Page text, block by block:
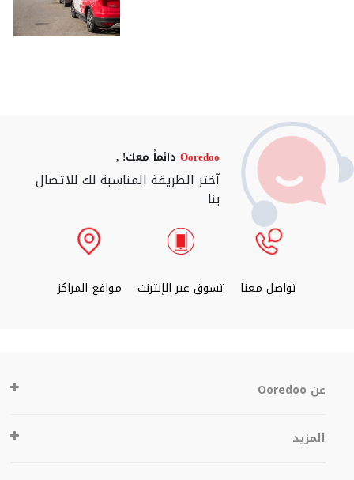
Ooredoo دائماً معك! ,
آختر الطريقة المناسبة لك للاتصال
بنا
تواصل معنا تسوق عبر الإنترنت مواقع المراكز
عن Ooredoo
المزيد